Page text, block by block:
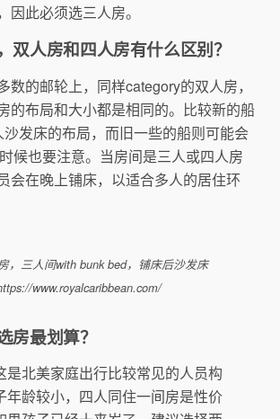
因此必须选三人房。
双人房和四人房有什么区别？
数的邮轮上，同样category的双人房，
的布局和大小都是相同的。比较新的船
发床的布局，而旧一些的船则可能会
候也要注意。当房间是三人或四人房
会在晚上铺床，以适合多人的居住环
，三人间with bunk bed，铺床后沙发床
www.royalcaribbean.com/
房最划算？
是北美家庭出行比较常见的人员构
年龄较小，四人同住一间房是性价